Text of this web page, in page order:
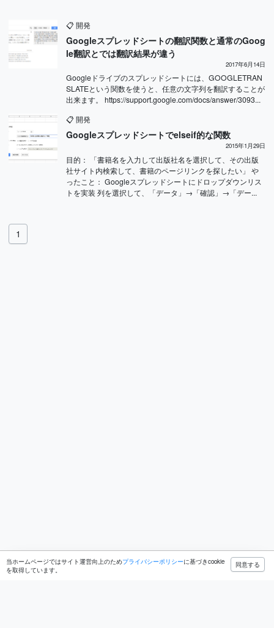
📋 開発
Googleスプレッドシートの翻訳関数と通常のGoog
le翻訳とでは翻訳結果が違う
2017年6月14日
Googleドライブのスプレッドシートには、GOOGLETRAN
SLATEという関数を使うと、任意の文字列を翻訳することが
出来ます。 https://support.google.com/docs/answer/3093...
📋 開発
Googleスプレッドシートでelseif的な関数
2015年1月29日
目的： 「書籍名を入力して出版社名を選択して、その出版
社サイト内検索して、書籍のページリンクを探したい」 や
ったこと： Googleスプレッドシートにドロップダウンリス
トを実装 列を選択して、「データ」→「確認」→「デー...
1
当ホームページではサイト運営向上のためプライバシーポリシーに基づきcookie
を取得しています。
同意する